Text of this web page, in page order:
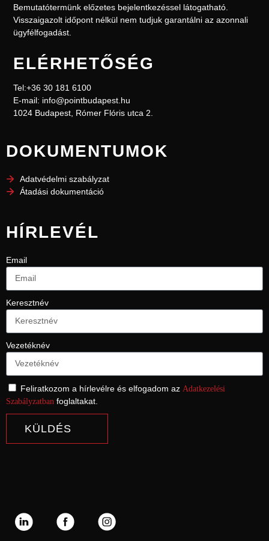
Bemutatótermünk előzetes bejelentkezéssel látogatható.
Visszaigazolt időpont nélkül nemtudjuk garantálni az azonnali
ügyfélfogadást.
ELÉRHETŐSÉG
Tel:+36 30 181 6100
E-mail: info@pointbudapest.hu
1024 Budapest, Rómer Flóris utca 2.
DOKUMENTUMOK
Adatvédelmi szabályzat
Átadási dokumentáció
HÍRLEVÉL
Email
Keresztnév
Vezetéknév
Feliratkozom a hírlevélre és elfogadom az Adatkezelési
Szabályzatban foglaltakat.
KÜLDÉS